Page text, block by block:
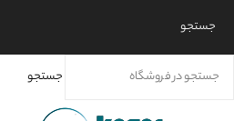
جستجو
جستجو